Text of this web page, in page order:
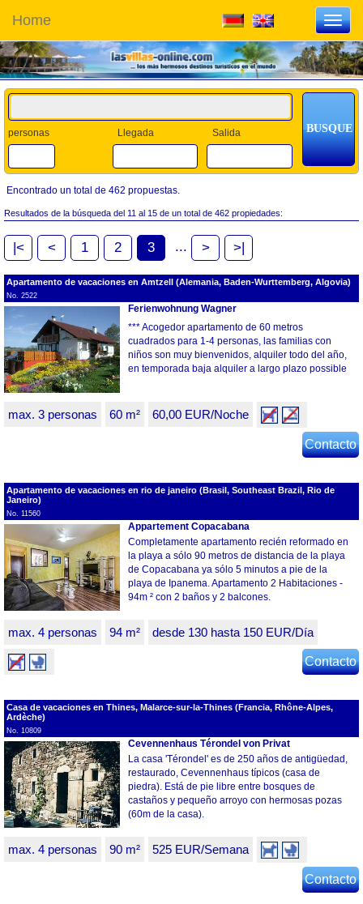
Home
personas Llegada Salida
Encontrado un total de 462 propuestas.
Resultados de la búsqueda del 11 al 15 de un total de 462 propiedades:
|< < 1 2 3 ... > >|
Apartamento de vacaciones en Amtzell (Alemania, Baden-Wurttemberg, Algovia)
No. 2522
Ferienwohnung Wagner
*** Acogedor apartamento de 60 metros
cuadrados para 1-4 personas, las familias con
niños son muy bienvenidos, alquiler todo del año,
en temporada baja alquiler a largo plazo possible
max. 3 personas 60 m² 60,00 EUR/Noche
Contacto
Apartamento de vacaciones en rio de janeiro (Brasil, Southeast Brazil, Rio de
Janeiro)
No. 11560
Appartement Copacabana
Completamente apartamento recién reformado en
la playa a sólo 90 metros de distancia de la playa
de Copacabana ya sólo 5 minutos a pie de la
playa de Ipanema. Apartamento 2 Habitaciones -
94m ² con 2 baños y 2 balcones.
max. 4 personas 94 m² desde 130 hasta 150 EUR/Día
Contacto
Casa de vacaciones en Thines, Malarce-sur-la-Thines (Francia, Rhône-Alpes,
Ardèche)
No. 10809
Cevennenhaus Térondel von Privat
La casa 'Térondel' es de 250 años de antigüedad,
restaurado, Cevennenhaus típicos (casa de
piedra). Está de pie libre entre bosques de
castaños y pequeño arroyo con hermosas pozas
(60m de la casa).
max. 4 personas 90 m² 525 EUR/Semana
Contacto